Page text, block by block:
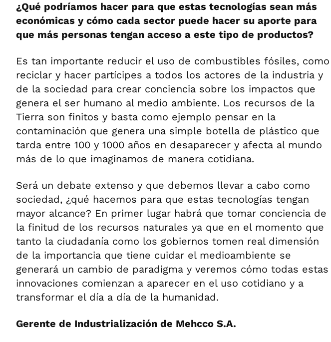
¿Qué podríamos hacer para que estas tecnologías sean más
económicas y cómo cada sector puede hacer su aporte para
que más personas tengan acceso a este tipo de productos?
Es tan importante reducir el uso de combustibles fósiles, como
reciclar y hacer partícipes a todos los actores de la industria y
de la sociedad para crear conciencia sobre los impactos que
genera el ser humano al medio ambiente. Los recursos de la
Tierra son finitos y basta como ejemplo pensar en la
contaminación que genera una simple botella de plástico que
tarda entre 100 y 1000 años en desaparecer y afecta al mundo
más de lo que imaginamos de manera cotidiana.
Será un debate extenso y que debemos llevar a cabo como
sociedad, ¿qué hacemos para que estas tecnologías tengan
mayor alcance? En primer lugar habrá que tomar conciencia de
la finitud de los recursos naturales ya que en el momento que
tanto la ciudadanía como los gobiernos tomen real dimensión
de la importancia que tiene cuidar el medioambiente se
generará un cambio de paradigma y veremos cómo todas estas
innovaciones comienzan a aparecer en el uso cotidiano y a
transformar el día a día de la humanidad.
Gerente de Industrialización de Mehcco S.A.